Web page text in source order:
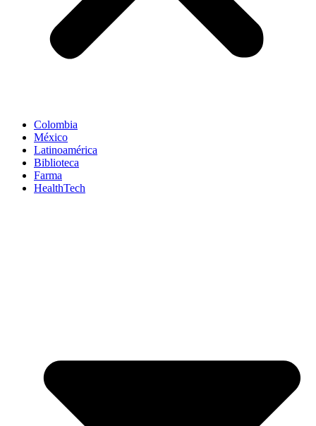
Colombia
México
Latinoamérica
Biblioteca
Farma
HealthTech